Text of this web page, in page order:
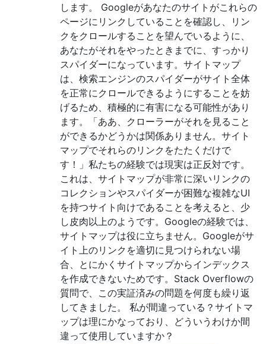
します。 Googleがあなたのサイトがこれらの
ページにリンクしていることを確認し、リン
クをクロールすることを望んでいるように、
あなたがそれをやったときまでに、すっかり
スパイダーになっています。サイトマップ
は、検索エンジンのスパイダーがサイト全体
を正常にクロールできるようにすることを妨
げるため、積極的に有害になる可能性があり
ます。「ああ、クローラーがそれを見ること
ができるかどうかは関係ありません。サイト
マップでそれらのリンクをたたくだけで
す！」私たちの経験では現実は正反対です。
これは、サイトマップが非常に深いリンクの
コレクションやスパイダーが困難な複雑なUI
を持つサイト向けであることを考えると、少
し皮肉以上のようです。Googleの経験では、
サイトマップは役に立ちません。Googleがサ
イト上のリンクを適切に見つけられない場
合、とにかくサイトマップからインデックス
を作成できないためです。Stack Overflowの
質問で、この実証済みの問題を何度も繰り返
してきました。 私が間違っている？サイトマ
ップは理にかなっており、どういうわけか間
違って使用していますか？